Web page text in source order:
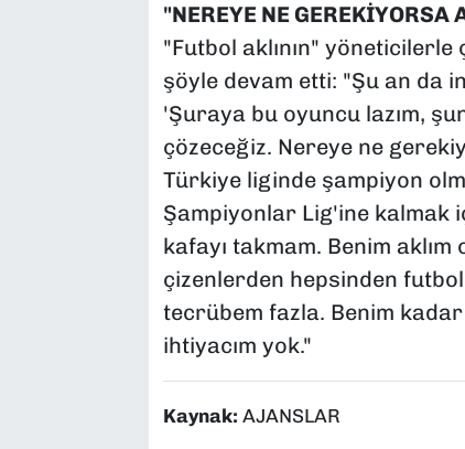
"NEREYE NE GEREKİYORSA
"Futbol aklının" yöneticilerle
şöyle devam etti: "Şu an da
'Şuraya bu oyuncu lazım,
çözeceğiz. Nereye ne
Türkiye liginde şampiyon
Şampiyonlar Lig'ine kalmak
kafayı takmam. Benim
çizenlerden hepsinden
tecrübem fazla. Benim
ihtiyacım yok."
Kaynak: AJANSLAR